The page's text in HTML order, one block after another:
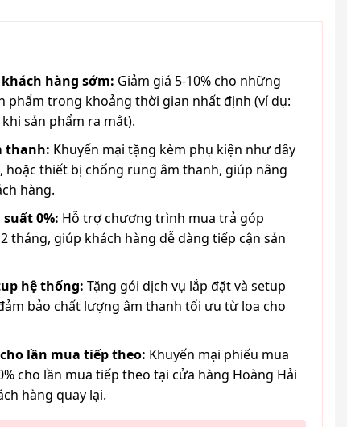
hàng sớm: Giảm giá 5-10% cho những
phẩm trong khoảng thời gian nhất định (ví dụ:
sản phẩm ra mắt).
thanh: Khuyến mại tặng kèm phụ kiện như dây
hoặc thiết bị chống rung âm thanh, giúp nâng
hàng.
0%: Hỗ trợ chương trình mua trả góp
tháng, giúp khách hàng dễ dàng tiếp cận sản
hệ thống: Tặng gói dịch vụ lắp đặt và setup
bảo chất lượng âm thanh tối ưu từ loa cho
lần mua tiếp theo: Khuyến mại phiếu mua
cho lần mua tiếp theo tại cửa hàng Hoàng Hải
hàng quay lại.